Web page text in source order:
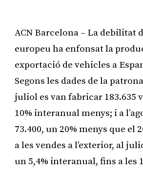
ACN Barcelona – La debilitat
europeu ha enfonsat la
exportació de vehicles a
Segons les dades de la
juliol es van fabricar 183.635
10% interanual menys; i a
73.400, un 20% menys que el
a les vendes a l’exterior, al
un 5,4% interanual, fins a les